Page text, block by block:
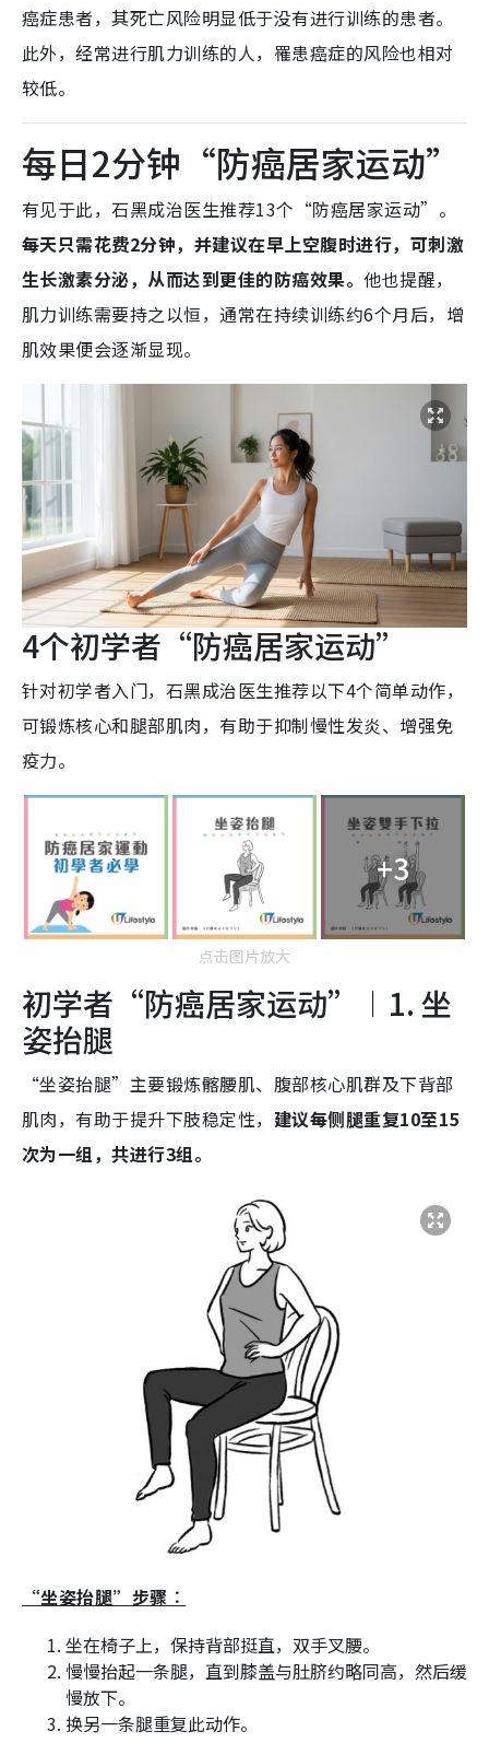
癌症患者，其死亡风险明显低于没有进行训练的患者。
此外，经常进行肌力训练的人，罹患癌症的风险也相对
较低。
每日2分钟“防癌居家运动”
有见于此，石黑成治医生推荐13个“防癌居家运动”。
每天只需花费2分钟，并建议在早上空腹时进行，可刺激
生长激素分泌，从而达到更佳的防癌效果。他也提醒，
肌力训练需要持之以恒，通常在持续训练约6个月后，增
肌效果便会逐渐显现。
4个初学者“防癌居家运动”
针对初学者入门，石黑成治医生推荐以下4个简单动作，
可锻炼核心和腿部肌肉，有助于抑制慢性发炎、增强免
疫力。
+3
点击图片放大
初学者“防癌居家运动”︱1. 坐
姿抬腿
“坐姿抬腿”主要锻炼髂腰肌、腹部核心肌群及下背部
肌肉，有助于提升下肢稳定性， 建议每侧腿重复10至15
次为一组，共进行3组。
“坐姿抬腿”步骤︰
坐在椅子上，保持背部挺直，双手叉腰。
慢慢抬起一条腿，直到膝盖与肚脐约略同高，然后缓
慢放下。
换另一条腿重复此动作。